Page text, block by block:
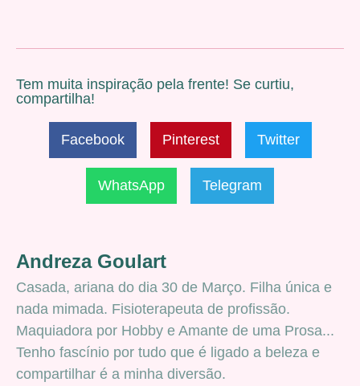
Tem muita inspiração pela frente! Se curtiu,
compartilha!
Facebook Pinterest Twitter
WhatsApp Telegram
Andreza Goulart
Casada, ariana do dia 30 de Março. Filha única e
nada mimada. Fisioterapeuta de profissão.
Maquiadora por Hobby e Amante de uma Prosa...
Tenho fascínio por tudo que é ligado a beleza e
compartilhar é a minha diversão.